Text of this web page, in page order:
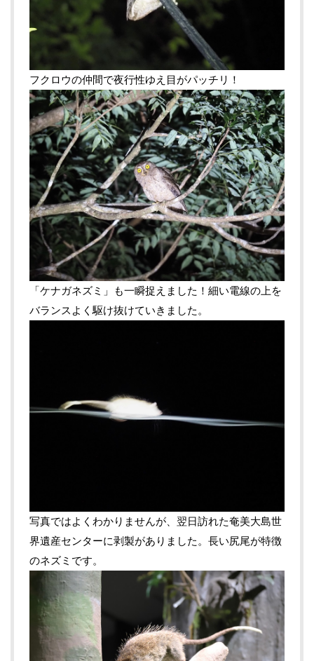
フクロウの仲間で夜行性ゆえ目がパッチリ！
「ケナガネズミ」も一瞬捉えました！細い電線の上を
バランスよく駆け抜けていきました。
写真ではよくわかりませんが、翌日訪れた奄美大島世
界遺産センターに剥製がありました。長い尻尾が特徴
のネズミです。